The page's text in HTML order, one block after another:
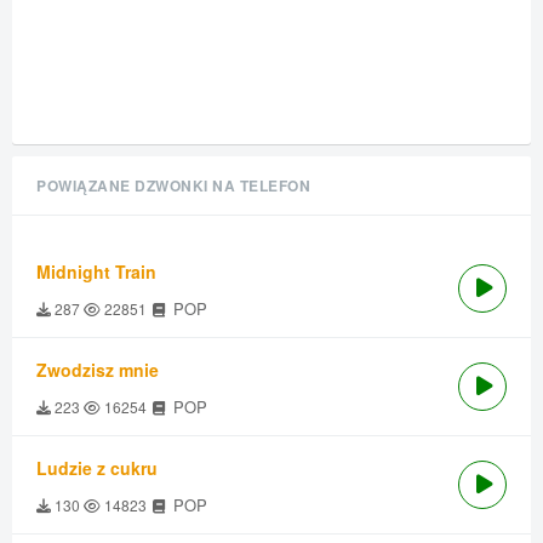
POWIĄZANE DZWONKI NA TELEFON
Midnight Train
287 22851 POP
Zwodzisz mnie
223 16254 POP
Ludzie z cukru
130 14823 POP